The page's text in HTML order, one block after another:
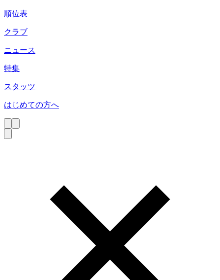
順位表
クラブ
ニュース
特集
スタッツ
はじめての方へ